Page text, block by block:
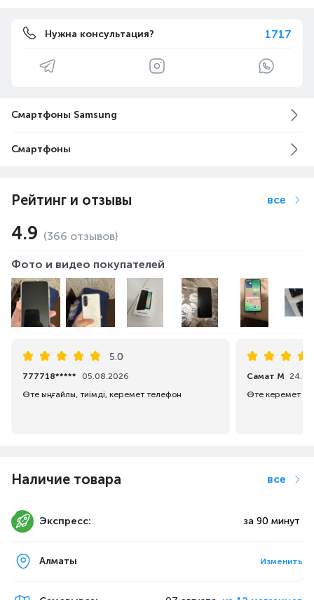
Нужна консультация? 1717
Смартфоны Samsung
Смартфоны
Рейтинг и отзывы все
4.9 (366 отзывов)
Фото и видео покупателей
5.0
777718*****
05.08.2026
Өте ыңғайлы, тиімді, керемет телефон
Самат М
Өте керемет
Наличие товара все
Экспресс: за 90 минут
Алматы Изменить